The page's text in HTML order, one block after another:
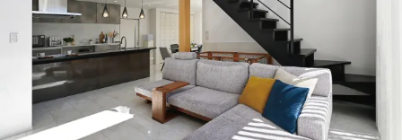
ご利用者の声・実例
お役立ち情報
公式SNSをチェック